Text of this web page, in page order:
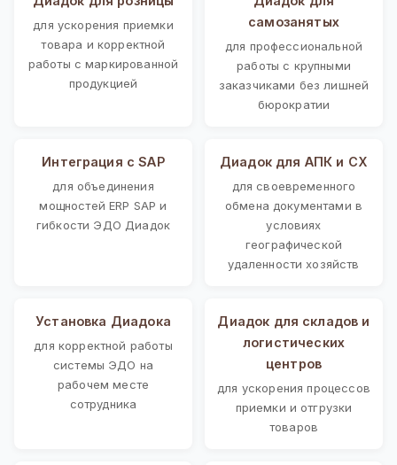
для ускорения приемки
товара и корректной
работы с маркированной
продукцией
самозанятых
для профессиональной
работы с крупными
заказчиками без лишней
бюрократии
Интеграция с SAP
для объединения
мощностей ERP SAP и
гибкости ЭДО Диадок
Диадок для АПК и СХ
для своевременного
обмена документами в
условиях
географической
удаленности хозяйств
Установка Диадока
для корректной работы
системы ЭДО на
рабочем месте
сотрудника
Диадок для складов и
логистических
центров
для ускорения процессов
приемки и отгрузки
товаров